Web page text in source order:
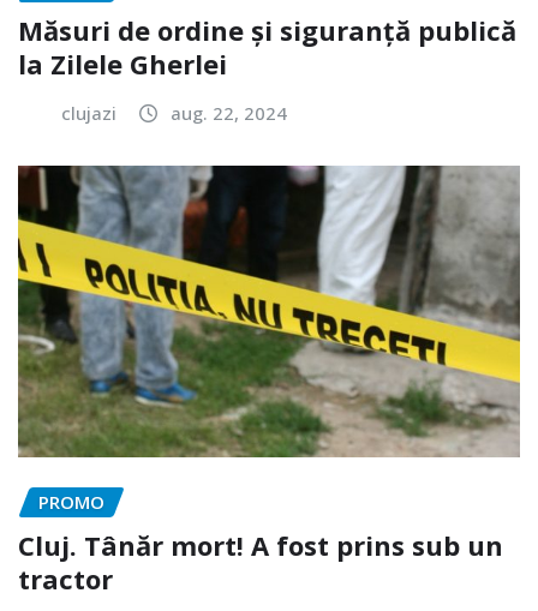
Măsuri de ordine și siguranță publică
la Zilele Gherlei
clujazi aug. 22, 2024
PROMO
Cluj. Tânăr mort! A fost prins sub un
tractor